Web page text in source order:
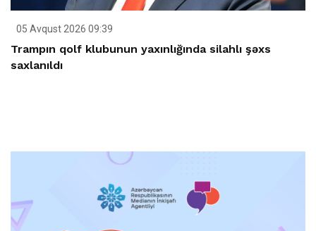
05 Avqust 2026 09:39
Trampın qolf klubunun yaxınlığında silahlı şəxs
saxlanıldı